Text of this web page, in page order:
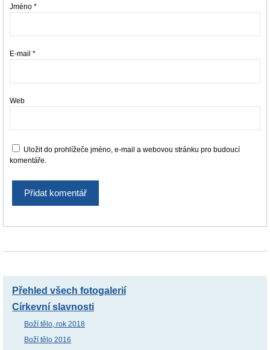
Jméno *
E-mail *
Web
Uložit do prohlížeče jméno, e-mail a webovou stránku pro budoucí
komentáře.
Přehled všech fotogalerií
Církevní slavnosti
Boží tělo, rok 2018
Boží tělo 2016